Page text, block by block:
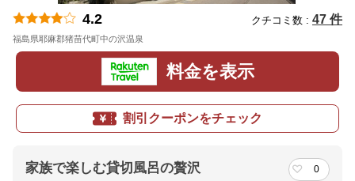
4.2 クチコミ数 : 47 件
福島県耶麻郡猪苗代町中の沢温泉
料金を表示
割引クーポンをチェック
家族で楽しむ貸切風呂の贅沢 0